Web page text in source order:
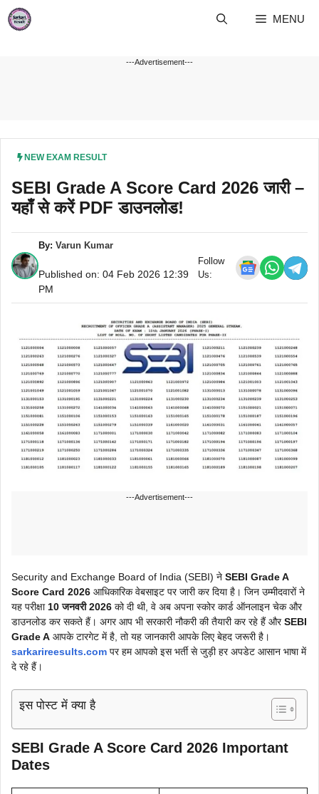
Skip
MENU
---Advertisement---
NEW EXAM RESULT
SEBI Grade A Score Card 2026 जारी –
यहाँ से करें PDF डाउनलोड!
By: Varun Kumar
Published on: 04 Feb 2026 12:39
PM
Follow
Us:
---Advertisement---
Security and Exchange Board of India (SEBI) ने SEBI Grade A
Score Card 2026 आधिकारिक वेबसाइट पर जारी कर दिया है। जिन उम्मीदवारों ने
यह परीक्षा10 जनवरी 2026 को दी थी, वे अब अपना स्कोर कार्ड ऑनलाइन चेक और
डाउनलोड कर सकते हैं। अगर आप भी सरकारी नौकरी की तैयारी कर रहे हैं औरSEBI
Grade A आपके टारगेट में है, तो यह जानकारी आपके लिए बेहद जरूरी है।
sarkarireesults.com पर हम आपको इस भर्ती से जुड़ी हर अपडेट आसान भाषा में
दे रहे हैं।
इस पोस्ट में क्या है
SEBI Grade A Score Card 2026 Important
Dates